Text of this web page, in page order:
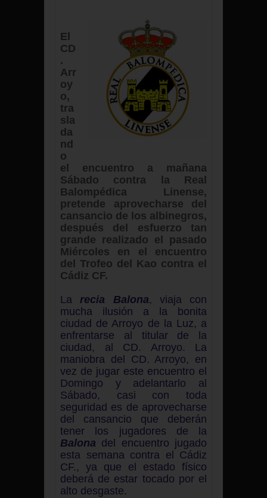
El
CD
.
Arr
oy
o,
tra
sla
da
nd
o
el encuentro a mañana
Sábado contra la Real
Balompédica Linense,
pretende aprovecharse del
cansancio de los albinegros,
después del esfuerzo tan
grande realizado el pasado
Miércoles en el encuentro
del Trofeo del Kao contra el
Cádiz CF.
Larecia Balona, viaja con
mucha ilusión a la bonita
ciudad de Arroyo de la Luz, a
enfrentarse al titular de la
ciudad, al CD. Arroyo. La
maniobra del CD. Arroyo, en
vez de jugar este encuentro el
Domingo y adelantarlo al
Sábado, casi con toda
seguridad es de aprovecharse
del cansancio que deberán
tener los jugadores de la
Balona del encuentro jugado
esta semana contra el Cádiz
CF., ya que el estado físico
deberá de estar tocado por el
alto desgaste.